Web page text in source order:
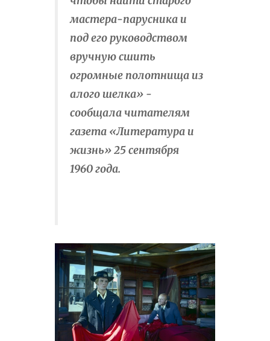
мастера-парусника и
под его руководством
вручную сшить
огромные полотнища из
алого шелка» -
сообщала читателям
газета «Литература и
жизнь» 25 сентября
1960 года.